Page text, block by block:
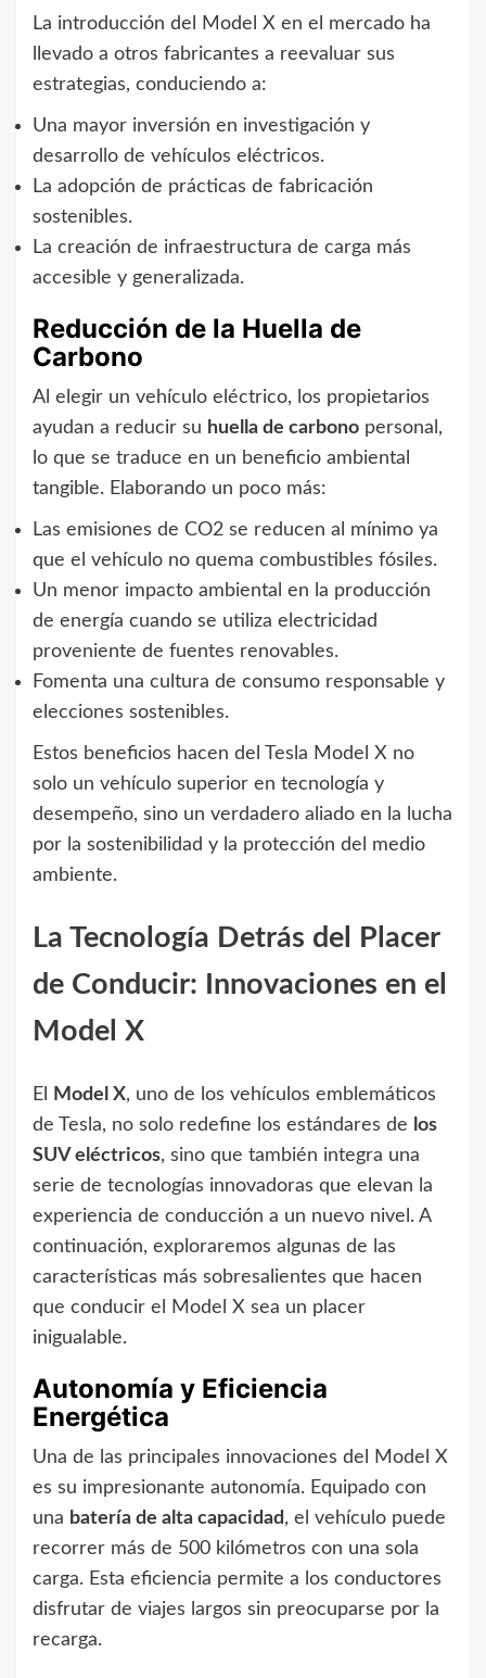
La introducción del Model X en el mercado ha
llevado a otros fabricantes a reevaluar sus
estrategias, conduciendo a:
Una mayor inversión en investigación y
desarrollo de vehículos eléctricos.
La adopción de prácticas de fabricación
sostenibles.
La creación de infraestructura de carga más
accesible y generalizada.
Reducción de la Huella de
Carbono
Al elegir un vehículo eléctrico, los propietarios
ayudan a reducir su huella de carbono personal,
lo que se traduce en un beneficio ambiental
tangible. Elaborando un poco más:
Las emisiones de CO2 se reducen al mínimo ya
que el vehículo no quema combustibles fósiles.
Un menor impacto ambiental en la producción
de energía cuando se utiliza electricidad
proveniente de fuentes renovables.
Fomenta una cultura de consumo responsable y
elecciones sostenibles.
Estos beneficios hacen del Tesla Model X no
solo un vehículo superior en tecnología y
desempeño, sino un verdadero aliado en la lucha
por la sostenibilidad y la protección del medio
ambiente.
La Tecnología Detrás del Placer
de Conducir: Innovaciones en el
Model X
El Model X, uno de los vehículos emblemáticos
de Tesla, no solo redefine los estándares de los
SUV eléctricos, sino que también integra una
serie de tecnologías innovadoras que elevan la
experiencia de conducción a un nuevo nivel. A
continuación, exploraremos algunas de las
características más sobresalientes que hacen
que conducir el Model X sea un placer
inigualable.
Autonomía y Eficiencia
Energética
Una de las principales innovaciones del Model X
es su impresionante autonomía. Equipado con
una batería de alta capacidad, el vehículo puede
recorrer más de 500 kilómetros con una sola
carga. Esta eficiencia permite a los conductores
disfrutar de viajes largos sin preocuparse por la
recarga.